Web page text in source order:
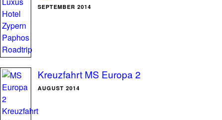
SEPTEMBER 2014
Kreuzfahrt MS Europa 2
AUGUST 2014